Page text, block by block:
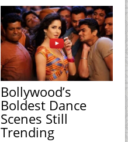
Bollywood’s
Boldest Dance
Scenes Still
Trending